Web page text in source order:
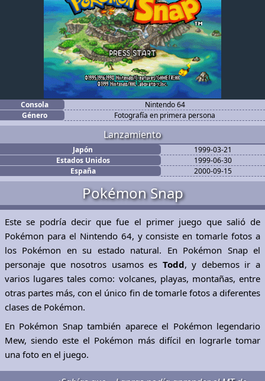
Consola
Nintendo 64
Género
Fotografía en primera persona
Lanzamiento
Japón
1999-03-21
Estados Unidos
1999-06-30
España
2000-09-15
Pokémon Snap
Este se podría decir que fue el primer juego que salió de
Pokémon para el Nintendo 64, y consiste en tomarle fotos a
los Pokémon en su estado natural. En Pokémon Snap el
personaje que nosotros usamos es Todd, y debemos ir a
varios lugares tales como: volcanes, playas, montañas, entre
otras partes más, con el único fin de tomarle fotos a diferentes
clases de Pokémon.
En Pokémon Snap también aparece el Pokémon legendario
Mew, siendo este el Pokémon más difícil en lograrle tomar
una foto en el juego.